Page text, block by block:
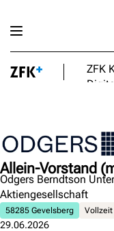
ZFK
Allein-Vorstand
Odgers Berndtson
Aktiengesellschaft
58285 Gevelsberg Vollzeit
29.06.2026